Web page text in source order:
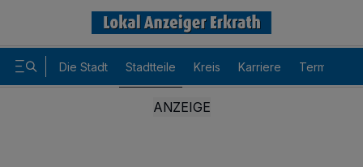
Die Stadt Stadtteile Kreis Karriere Termine